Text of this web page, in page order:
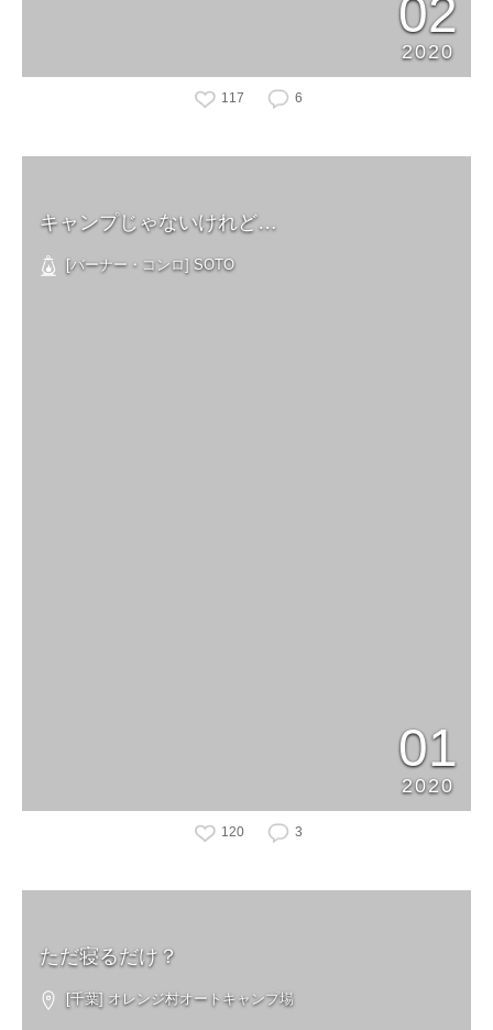
02
2020
117 6
キャンプじゃないけれど…
[バーナー・コンロ] SOTO
01
2020
120 3
ただ寝るだけ？
[千葉] オレンジ村オートキャンプ場